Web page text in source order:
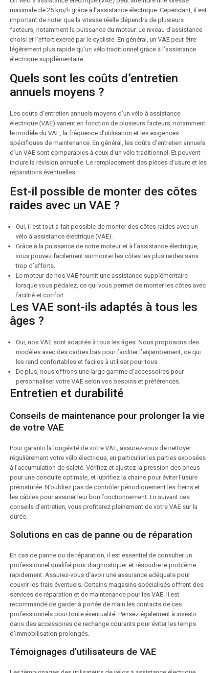
maximale de 25 km/h grâce à l’assistance électrique. Cependant, il est
important de noter que la vitesse réelle dépendra de plusieurs
facteurs, notamment la puissance du moteur. Le niveau d’assistance
choisi et l’effort exercé par le cycliste. En général, un VAE peut être
légèrement plus rapide qu’un vélo traditionnel grâce à l’assistance
électrique supplémentaire.
Quels sont les coûts d’entretien
annuels moyens ?
Les coûts d’entretien annuels moyens d’un vélo à assistance
électrique (VAE) varient en fonction de plusieurs facteurs, notamment
le modèle du VAE, la fréquence d’utilisation et les exigences
spécifiques de maintenance. En général, les coûts d’entretien annuels
d’un VAE sont comparables à ceux d’un vélo traditionnel. Et peuvent
inclure la révision annuelle. Le remplacement des pièces d’usure et les
réparations éventuelles.
Est-il possible de monter des côtes
raides avec un VAE ?
Oui, il est tout à fait possible de monter des côtes raides avec un
vélo à assistance électrique (VAE).
Grâce à la puissance de notre moteur et à l’assistance électrique,
vous pouvez facilement surmonter les côtes les plus raides sans
trop d’efforts.
Le moteur de nos VAE fournit une assistance supplémentaire
lorsque vous pédalez, ce qui vous permet de monter les côtes avec
facilité et confort.
Les VAE sont-ils adaptés à tous les
âges ?
Oui, nos VAE sont adaptés à tous les âges. Nous proposons des
modèles avec des cadres bas pour faciliter l’enjambement, ce qui
les rend confortables et faciles à utiliser pour tous.
De plus, nous offrons une large gamme d’accessoires pour
personnaliser votre VAE selon vos besoins et préférences.
Entretien et durabilité
Conseils de maintenance pour prolonger la vie
de votre VAE
Pour garantir la longévité de votre VAE, assurez-vous de nettoyer
régulièrement votre vélo électrique, en particulier les parties exposées
à l’accumulation de saleté. Vérifiez et ajustez la pression des pneus
pour une conduite optimale, et lubrifiez la chaîne pour éviter l’usure
prématurée. N’oubliez pas de contrôler périodiquement les freins et
les câbles pour assurer leur bon fonctionnement. En suivant ces
conseils d’entretien, vous profiterez pleinement de votre VAE sur la
durée.
Solutions en cas de panne ou de réparation
En cas de panne ou de réparation, il est essentiel de consulter un
professionnel qualifié pour diagnostiquer et résoudre le problème
rapidement. Assurez-vous d’avoir une assurance adéquate pour
couvrir les frais éventuels. Certains magasins spécialisés offrent des
services de réparation et de maintenance pour les VAE. Il est
recommandé de garder à portée de main les contacts de ces
professionnels pour toute éventualité. Pensez également à investir
dans des accessoires de rechange courants pour éviter les temps
d’immobilisation prolongés.
Témoignages d’utilisateurs de VAE